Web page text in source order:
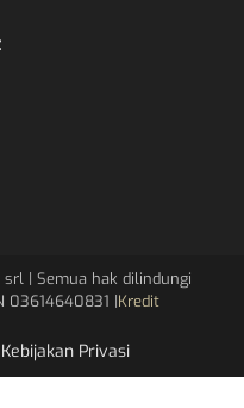
​​| Semua hak dilindungi
03614640831 |Kredit
Kebijakan Privasi